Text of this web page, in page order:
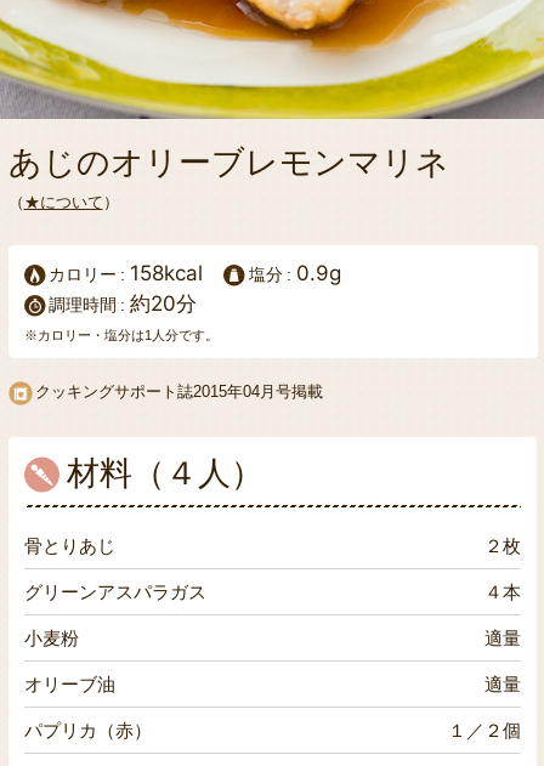
あじのオリーブレモンマリネ
（ ★について ）
カロリー 158kcal 塩分 0.9g
調理時間 約20分
※カロリー・塩分は1人分です。
クッキングサポート誌2015年04月号掲載
材料（４人）
骨とりあじ ２枚
グリーンアスパラガス ４本
小麦粉 適量
オリーブ油 適量
パプリカ（赤） １／２個